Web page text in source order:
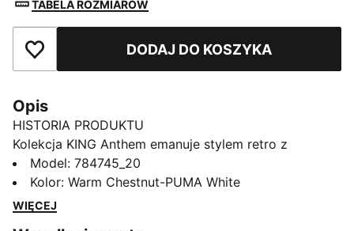
TABELA ROZMIARÓW
Dodaj do ulubionychDODAJ DO KOSZYKA
Opis
HISTORIA PRODUKTU
Kolekcja KING Anthem emanuje stylem retro z
nowoczesnym akcentem. Dzięki wyrazistemu
designowi inspirowanemu stylem retro ta kurtka
oddaje hołd dziedzictwu Wybrzeża Kości Słoniowej i
Model: 784745_20
Kolor: Warm Chestnut-PUMA White
WIĘCEJ